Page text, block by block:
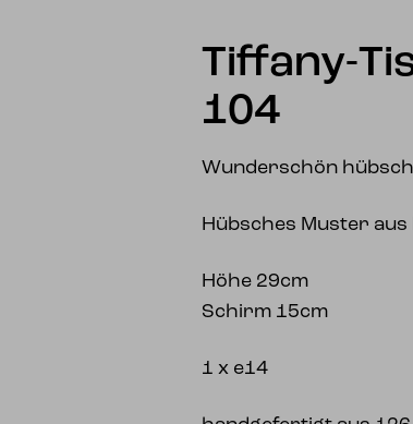
Tiffany-
104
Wunderschön
Hübsches Muster aus
Höhe 29cm
Schirm 15cm
1 x e14